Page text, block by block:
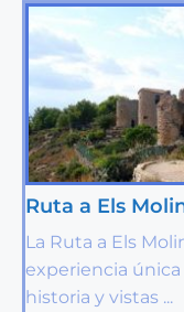
Ruta a Els
La Ruta a Els
experiencia
historia y vistas ...